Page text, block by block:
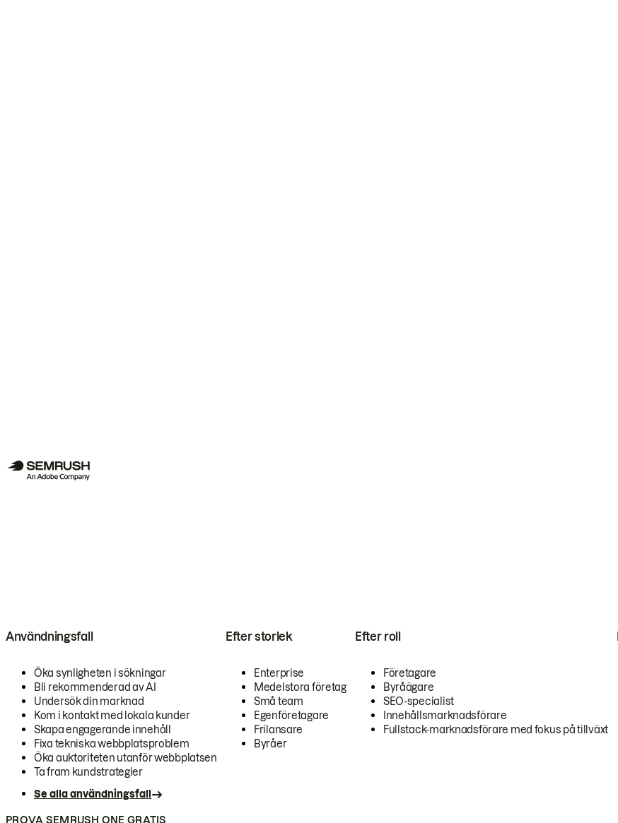
Användningsfall
Öka synligheten i sökningar
Bli rekommenderad av AI
Undersök din marknad
Kom i kontakt med lokala kunder
Skapa engagerande innehåll
Fixa tekniska webbplatsproblem
Öka auktoriteten utanför webbplatsen
Ta fram kundstrategier
Se alla användningsfall
Efter storlek
Enterprise
Medelstora företag
Små team
Egenföretagare
Frilansare
Byråer
Efter roll
Företagare
Byråägare
SEO-specialist
Innehållsmarknadsförare
Fullstack-marknadsförare med fokus på tillväxt
PROVA SEMRUSH ONE GRATIS